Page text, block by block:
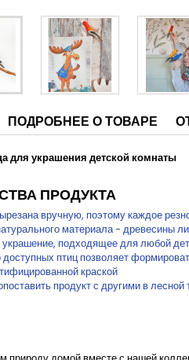
ПОДРОБНЕЕ О ТОВАРЕ
для украшения детской комнаты
ПРОДУКТА
вручную, поэтому каждое
материала - древесины
украшение, подходящее для любой
птиц позволяет
краской
продукт с другими в лесной